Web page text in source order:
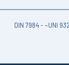
DIN 7984 - ~UNI